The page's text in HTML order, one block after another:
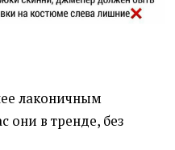
лаконичным
они в тренде, без